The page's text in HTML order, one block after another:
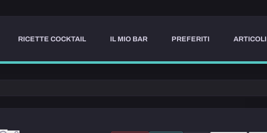
RICETTE COCKTAIL IL MIO BAR PREFERITI ARTICOLI